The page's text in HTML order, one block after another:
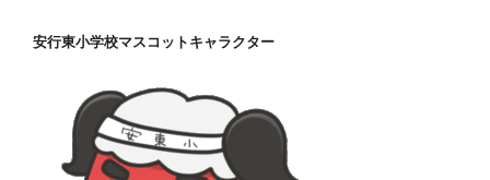
安行東小学校マスコットキャラクター